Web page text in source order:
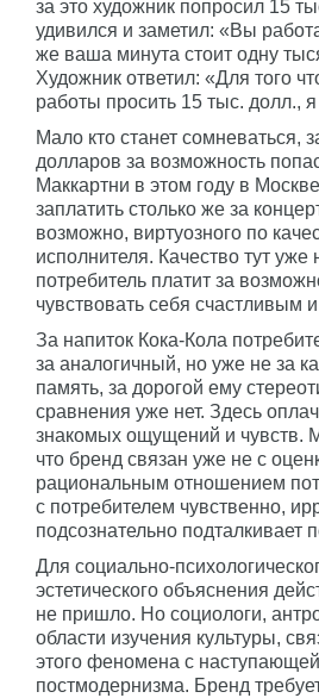
за это художник попросил 15
удивился и заметил: «Вы
же ваша минута стоит одну
Художник ответил: «Для того
работы просить 15 тыс. долл., я
Мало кто станет сомневаться,
долларов за возможность
Маккартни в этом году в
заплатить столько же за
возможно, виртуозного по
исполнителя. Качество тут
потребитель платит за
чувствовать себя счастливым
За напиток Кока-Кола
за аналогичный, но уже не за
память, за дорогой ему
сравнения уже нет. Здесь
знакомых ощущений и чувств.
что бренд связан уже не с
рациональным отношением
с потребителем чувственно,
подсознательно подталкивает
Для социально-
эстетического объяснения
не пришло. Но социологи,
области изучения культуры,
этого феномена с
постмодернизма. Бренд